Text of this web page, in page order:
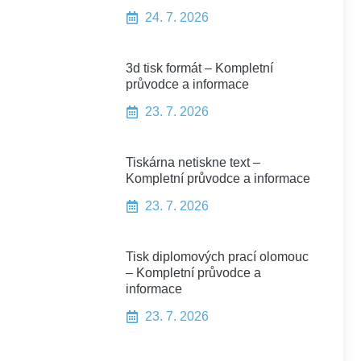
24. 7. 2026
3d tisk formát – Kompletní
průvodce a informace
23. 7. 2026
Tiskárna netiskne text –
Kompletní průvodce a informace
23. 7. 2026
Tisk diplomových prací olomouc
– Kompletní průvodce a
informace
23. 7. 2026